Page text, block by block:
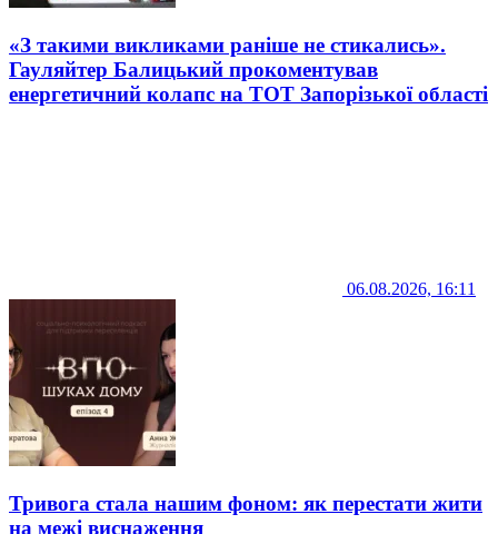
«З такими викликами раніше не стикались».
Гауляйтер Балицький прокоментував
енергетичний колапс на ТОТ Запорізької області
06.08.2026, 16:11
Тривога стала нашим фоном: як перестати жити
на межі виснаження